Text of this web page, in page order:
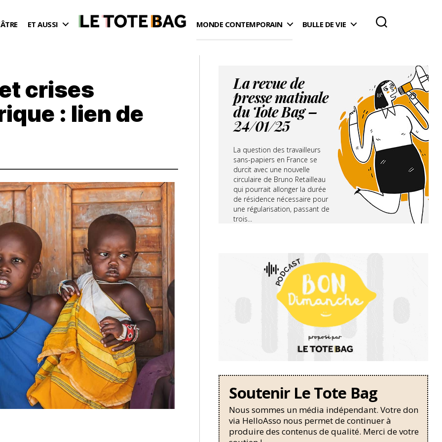
ET AUSSI MONDE CONTEMPORAIN BULLE DE VIE
crises
: lien de
La revue de
presse matinale
du Tote Bag –
24/01/25
La question des travailleurs
sans-papiers en France se
durcit avec une nouvelle
circulaire de Bruno Retailleau
qui pourrait allonger la durée
de résidence nécessaire pour
une régularisation, passant de
trois...
Soutenir Le Tote Bag
Nous sommes un média indépendant. Votre don
via HelloAsso nous permet de continuer à
produire des contenus de qualité. Merci de votre